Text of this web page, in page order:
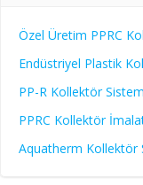
Özel Üretim PPRC
Endüstriyel Plastik
PP-R Kollektör
PPRC Kollektör
Aquatherm Kollektör